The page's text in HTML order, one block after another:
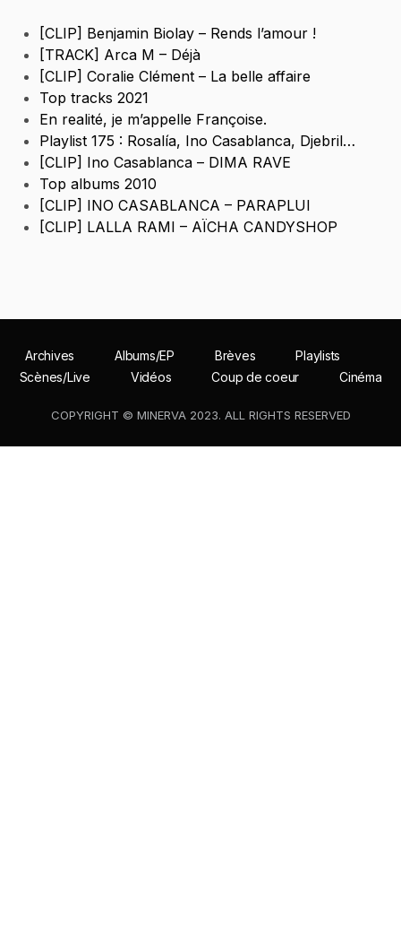
[CLIP] Benjamin Biolay – Rends l’amour !
[TRACK] Arca M – Déjà
[CLIP] Coralie Clément – La belle affaire
Top tracks 2021
En realité, je m’appelle Françoise.
Playlist 175 : Rosalía, Ino Casablanca, Djebril…
[CLIP] Ino Casablanca – DIMA RAVE
Top albums 2010
[CLIP] INO CASABLANCA – PARAPLUI
[CLIP] LALLA RAMI – AÏCHA CANDYSHOP
Archives Albums/EP Brèves
Playlists
Scènes/Live
Vidéos Coup de coeur Cinéma
COPYRIGHT © MINERVA 2023. ALL RIGHTS RESERVED